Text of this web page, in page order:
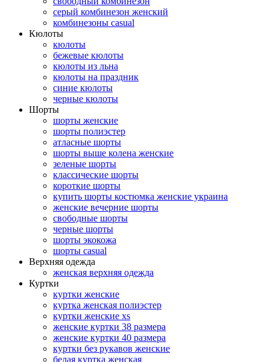
серый комбинезон женский
комбинезоны casual
Кюлоты
кюлоты
бежевые кюлоты
кюлоты из льна
кюлоты на праздник
синие кюлоты
черные кюлоты
Шорты
шорты женские
шорты полиэстер
атласные шорты
шорты выше колена женские
зеленые шорты
классические шорты
короткие шорты
купить шорты костюмка женские украина
женские вечерние шорты
свободные шорты
черные шорты
шорты экокожа
шорты casual
Верхняя одежда
женская верхняя одежда
Куртки
куртки женские
куртка женская полиэстер
куртки женские xs
женские куртки 38 размера
женские куртки 40 размера
куртки без рукавов женские
белая куртка женская